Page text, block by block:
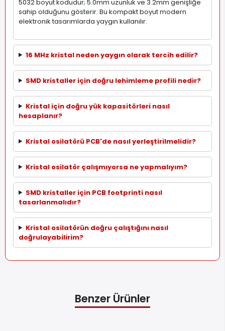
5032 boyut kodudur; 5.0mm uzunluk ve 3.2mm genişliğe
sahip olduğunu gösterir. Bu kompakt boyut modern
elektronik tasarımlarda yaygın kullanılır.
16 MHz kristal neden yaygın olarak tercih edilir?
SMD kristaller için doğru lehimleme profili nedir?
Kristal için doğru yük kapasitörleri nasıl
hesaplanır?
Kristal osilatörü PCB'de nasıl yerleştirilmelidir?
Kristal osilatör çalışmıyorsa ne yapmalıyım?
SMD kristaller için PCB footprinti nasıl
tasarlanmalıdır?
Kristal osilatörün doğru çalıştığını nasıl
doğrulayabilirim?
Benzer Ürünler